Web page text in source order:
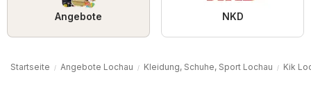
Angebote NKD
Startseite Angebote Lochau Kleidung, Schuhe, Sport Lochau Kik